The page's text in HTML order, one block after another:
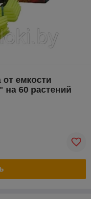
емкости
на 60 растений